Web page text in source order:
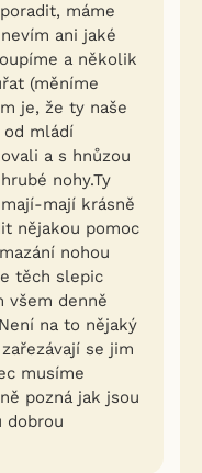
máme
ani jaké
a několik
(měníme
je, že ty naše
od mládí
a s hnůzou
nohy.Ty
mají krásně
nějakou pomoc
nohou
těch slepic
všem denně
na to nějaký
se jim
musíme
pozná jak jsou
dobrou